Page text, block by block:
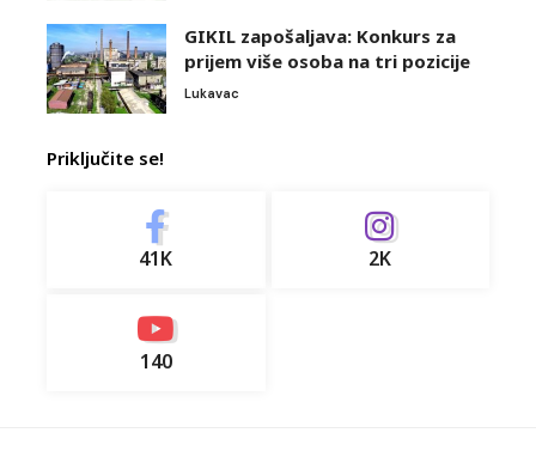
GIKIL zapošaljava: Konkurs za
prijem više osoba na tri pozicije
Lukavac
Priključite se!
41K 2K
140